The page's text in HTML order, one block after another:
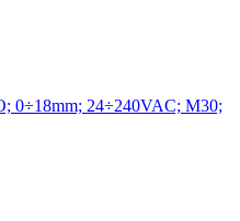
0÷18mm; 24÷240VAC; M30;